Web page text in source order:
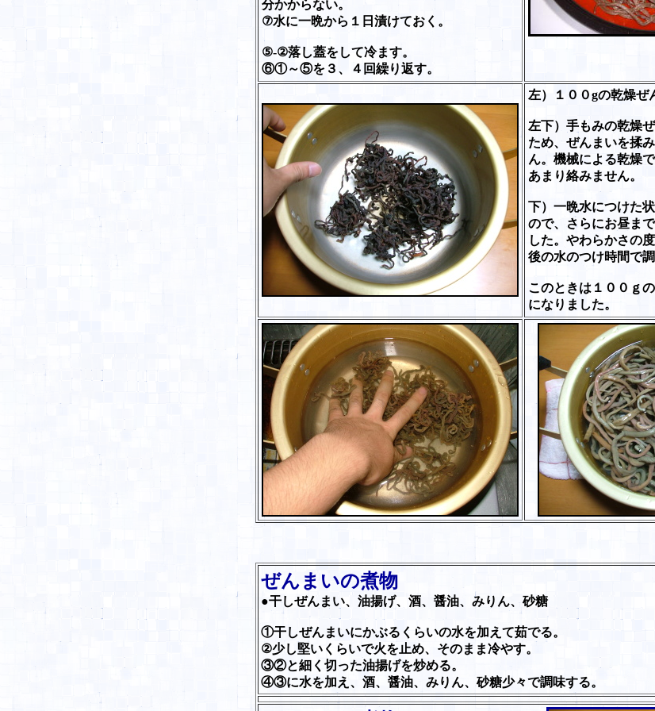
分かからない。
⑦水に一晩から１日漬けておく。
⑤-②落し蓋をして冷ます。
⑥①～⑤を３、４回繰り返す。
左）１００gの乾燥ぜ
左下）手もみの乾燥
ため、ぜんまいを揉
ん。機械による乾燥
あまり絡みません。
下）一晩水につけた
ので、さらにお昼ま
した。やわらかさの
後の水のつけ時間で調
このときは１００ｇ
になりました。
ぜんまいの煮物
●干しぜんまい、油揚げ、酒、醤油、みりん、砂糖
①干しぜんまいにかぶるくらいの水を加えて茹でる。
②少し堅いくらいで火を止め、そのまま冷やす。
③②と細く切った油揚げを炒める。
④③に水を加え、酒、醤油、みりん、砂糖少々で調味する。